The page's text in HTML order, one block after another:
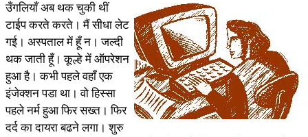
उँगलियाँ अब थक चुकी थीं
टाईप करते करते। मैं सीधा लेट
गई। अस्पताल में हूँ न। जल्दी
थक जाती हूँ। कूल्हे में ऑपरेशन
हुआ है। कभी पहले वहाँ एक
इंजेक्शन पडा था। वो हिस्सा
पहले नर्म हुआ फिर सख्त। फिर
दर्द का दायरा बढने लगा। शुरु